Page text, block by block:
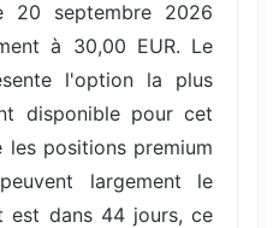
20 septembre 2026
à 30,00 EUR. Le
l'option la plus
disponible pour cet
les positions premium
largement le
est dans 44 jours, ce